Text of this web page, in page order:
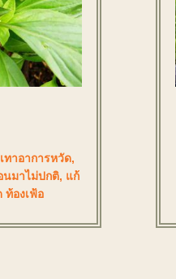
ทาอาการหวัด,
นมาไม่ปกติ, แก้
ท้องเฟ้อ